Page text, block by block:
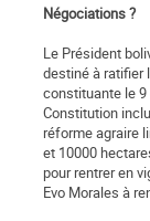
Négociations ?
Le Président
destiné à ratifier
constituante le 9
Constitution
réforme agraire
et 10000
pour rentrer en
Evo Morales à